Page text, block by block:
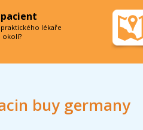
buy germany
lékaře
okolí?